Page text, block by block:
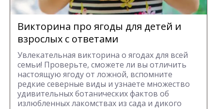
Викторина про ягоды для детей и
взрослых с ответами
Увлекательная викторина о ягодах для всей
семьи! Проверьте, сможете ли вы отличить
настоящую ягоду от ложной, вспомните
редкие северные виды и узнаете множество
удивительных ботанических фактов об
излюбленных лакомствах из сада и дикого